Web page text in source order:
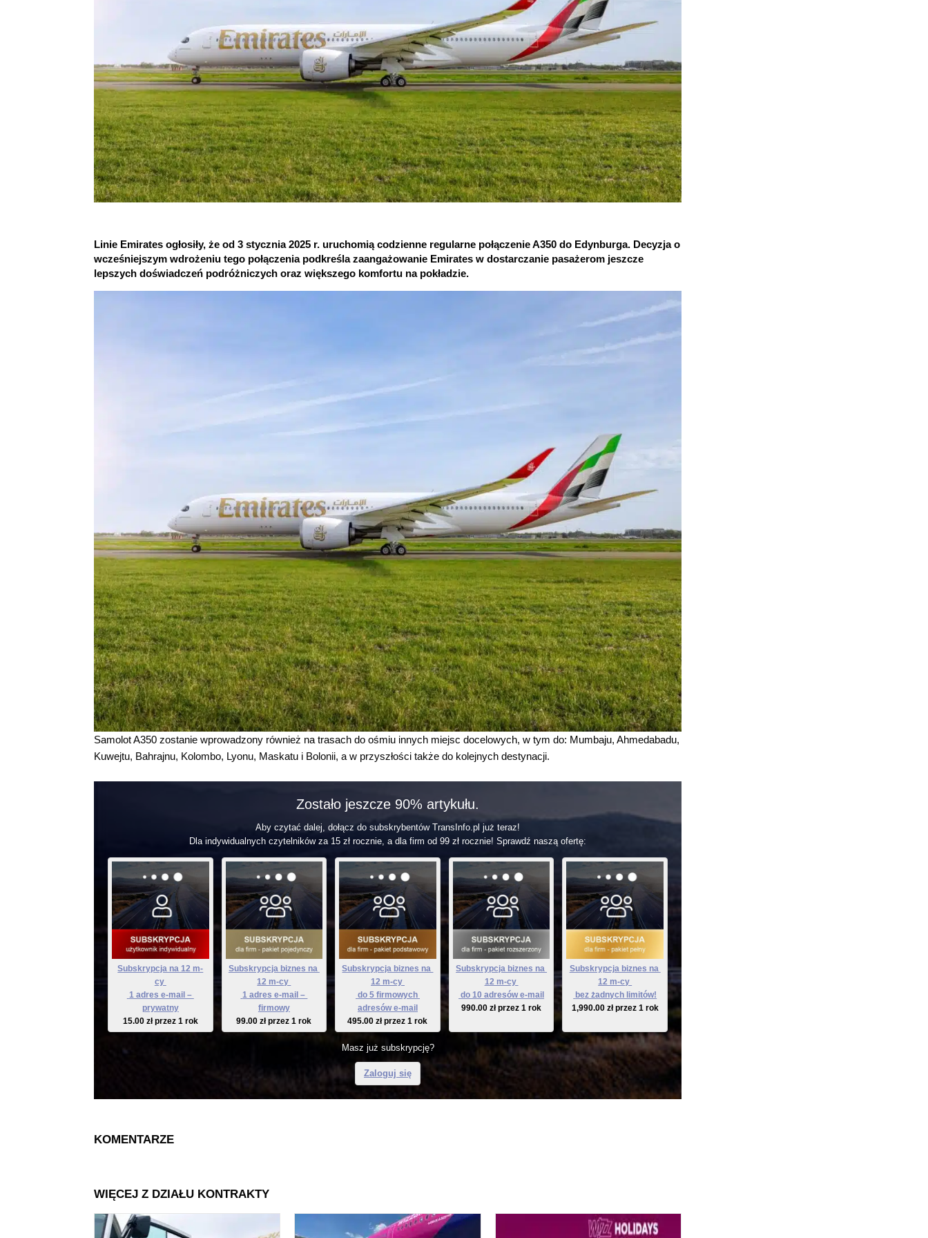
Linie Emirates ogłosiły, że od 3 stycznia 2025 r. uruchomią codzienne regularne połączenie A350 do Edynburga. Decyzja o
wcześniejszym wdrożeniu tego połączenia podkreśla zaangażowanie Emirates w dostarczanie pasażerom jeszcze
lepszych doświadczeń podróżniczych oraz większego komfortu na pokładzie.
Samolot A350 zostanie wprowadzony również na trasach do ośmiu innych miejsc docelowych, w tym do: Mumbaju, Ahmedabadu,
Kuwejtu, Bahrajnu, Kolombo, Lyonu, Maskatu i Bolonii, a w przyszłości także do kolejnych destynacji.
Zostało jeszcze 90% artykułu.
Aby czytać dalej, dołącz do subskrybentów TransInfo.pl już teraz!
Dla indywidualnych czytelników za 15 zł rocznie, a dla firm od 99 zł rocznie! Sprawdź naszą ofertę:
Subskrypcja na 12 m-
cy
prywatny
15.00 zł przez 1 rok
Subskrypcja biznes na
12 m-cy
1 adres e-mail –
firmowy
99.00zł przez 1 rok
Subskrypcja biznes na
12 m-cy
adresów e-mail
495.00zł przez 1 rok
Subskrypcja biznes na
12 m-cy
do 10 adresów e-mail
990.00zł przez 1 rok
Subskrypcja biznes na
12 m-cy
bez żadnych limitów!
1,990.00 zł przez 1 rok
Masz już subskrypcję?
Zaloguj się
KOMENTARZE
WIĘCEJ Z DZIAŁU KONTRAKTY